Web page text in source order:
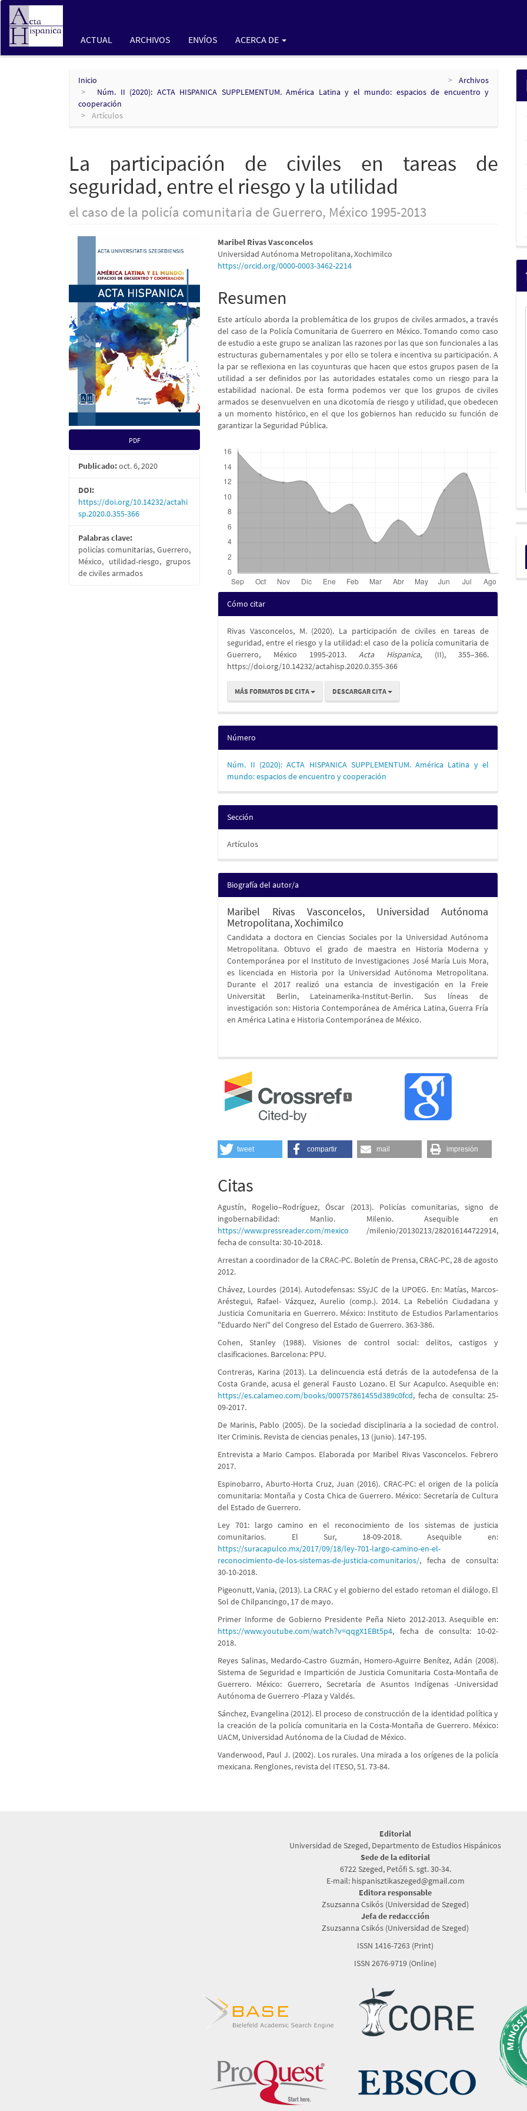
Navegación
principal
Contenido
principal
ACTUAL ARCHIVOS ENVÍOS ACERCA DE
Inicio
Archivos
Núm. II (2020): ACTA HISPANICA SUPPLEMENTUM. América Latina y el mundo: espacios de encuentro y
cooperación
Artículos
La participación de civiles en tareas de
seguridad, entre el riesgo y la utilidad
el caso de la policía comunitaria de Guerrero, México 1995-2013
Barra
lateral
del
artículo
PDF
Publicado:oct. 6, 2020
DOI:
https://doi.org/10.14232/actahi
sp.2020.0.355-366
Palabras clave:
policías comunitarias, Guerrero,
México, utilidad-riesgo, grupos
de civiles armados
Contenido
principal
artículo
Maribel Rivas Vasconcelos
Universidad Autónoma Metropolitana, Xochimilco
https://orcid.org/0000-0003-3462-2214
Resumen
Este artículo aborda la problemática de los grupos de civiles armados, a través
del caso de la Policía Comunitaria de Guerrero en México. Tomando como caso
de estudio a este grupo se analizan las razones por las que son funcionales a las
estructuras gubernamentales y por ello se tolera e incentiva su participación. A
la par se reflexiona en las coyunturas que hacen que estos grupos pasen de la
utilidad a ser definidos por las autoridades estatales como un riesgo para la
estabilidad nacional. De esta forma podemos ver que los grupos de civiles
armados se desenvuelven en una dicotomía de riesgo y utilidad, que obedecen
a un momento histórico, en el que los gobiernos han reducido su función de
garantizar la Seguridad Pública.
Detalles
del
artículo
Cómo citar
Rivas Vasconcelos, M. (2020). La participación de civiles en tareas de
seguridad, entre el riesgo y la utilidad: el caso de la policía comunitaria de
Guerrero, México 1995-2013.Acta Hispanica, (II), 355–366.
https://doi.org/10.14232/actahisp.2020.0.355-366
MÁS FORMATOS DE CITA DESCARGAR CITA
Número
Núm. II (2020): ACTA HISPANICA SUPPLEMENTUM. América Latina y el
mundo: espacios de encuentro y cooperación
Sección
Artículos
Biografía del autor/a
Maribel Rivas Vasconcelos, Universidad Autónoma
Metropolitana, Xochimilco
Candidata a doctora en Ciencias Sociales por la Universidad Autónoma
Metropolitana. Obtuvo el grado de maestra en Historia Moderna y
Contemporánea por el Instituto de Investigaciones José María Luis Mora,
es licenciada en Historia por la Universidad Autónoma Metropolitana.
Durante el 2017 realizó una estancia de investigación en la Freie
Universität Berlin, Lateinamerika-Institut-Berlin. Sus líneas de
investigación son: Historia Contemporánea de América Latina, Guerra Fría
en América Latina e Historia Contemporánea de México.
1
tweet compartir mail impresión
Citas
Agustín, Rogelio–Rodríguez, Óscar (2013). Policías comunitarias, signo de
ingobernabilidad: Manlio. Milenio. Asequible en
https://www.pressreader.com/mexico /milenio/20130213/282016144722914,
fecha de consulta: 30-10-2018.
Arrestan a coordinador de la CRAC-PC. Boletín de Prensa, CRAC-PC, 28 de agosto
2012.
Chávez, Lourdes (2014). Autodefensas: SSyJC de la UPOEG. En: Matías, Marcos-
Aréstegui, Rafael- Vázquez, Aurelio (comp.). 2014. La Rebelión Ciudadana y
Justicia Comunitaria en Guerrero. México: Instituto de Estudios Parlamentarios
"Eduardo Neri" del Congreso del Estado de Guerrero. 363-386.
Cohen, Stanley (1988). Visiones de control social: delitos, castigos y
clasificaciones. Barcelona: PPU.
Contreras, Karina (2013). La delincuencia está detrás de la autodefensa de la
Costa Grande, acusa el general Fausto Lozano. El Sur Acapulco. Asequible en:
https://es.calameo.com/books/000757861455d389c0fcd, fecha de consulta: 25-
09-2017.
De Marinis, Pablo (2005). De la sociedad disciplinaria a la sociedad de control.
Iter Criminis. Revista de ciencias penales, 13 (junio). 147-195.
Entrevista a Mario Campos. Elaborada por Maribel Rivas Vasconcelos. Febrero
2017.
Espinobarro, Aburto-Horta Cruz, Juan (2016). CRAC-PC: el origen de la policía
comunitaria: Montaña y Costa Chica de Guerrero. México: Secretaría de Cultura
del Estado de Guerrero.
Ley 701: largo camino en el reconocimiento de los sistemas de justicia
comunitarios. El Sur, 18-09-2018. Asequible en:
https://suracapulco.mx/2017/09/18/ley-701-largo-camino-en-el-
reconocimiento-de-los-sistemas-de-justicia-comunitarios/, fecha de consulta:
30-10-2018.
Pigeonutt, Vania, (2013). La CRAC y el gobierno del estado retoman el diálogo. El
Sol de Chilpancingo, 17 de mayo.
Primer Informe de Gobierno Presidente Peña Nieto 2012-2013. Asequible en:
https://www.youtube.com/watch?v=qqgX1EBt5p4, fecha de consulta: 10-02-
2018.
Reyes Salinas, Medardo-Castro Guzmán, Homero-Aguirre Benítez, Adán (2008).
Sistema de Seguridad e Impartición de Justicia Comunitaria Costa-Montaña de
Guerrero. México: Guerrero, Secretaría de Asuntos Indígenas -Universidad
Autónoma de Guerrero -Plaza y Valdés.
Sánchez, Evangelina (2012). El proceso de construcción de la identidad política y
la creación de la policía comunitaria en la Costa-Montaña de Guerrero. México:
UACM, Universidad Autónoma de la Ciudad de México.
Vanderwood, Paul J. (2002). Los rurales. Una mirada a los orígenes de la policía
mexicana. Renglones, revista del ITESO, 51. 73-84.
Editorial
Universidad de Szeged, Departmento de Estudios Hispánicos
Sede de la editorial
6722 Szeged, Petőfi S. sgt. 30-34.
E-mail: hispanisztikaszeged@gmail.com
Editora responsable
Zsuzsanna Csikós (Universidad de Szeged)
Jefa de redaccción
Zsuzsanna Csikós (Universidad de Szeged)
ISSN 1416-7263 (Print)
ISSN 2676-9719 (Online)